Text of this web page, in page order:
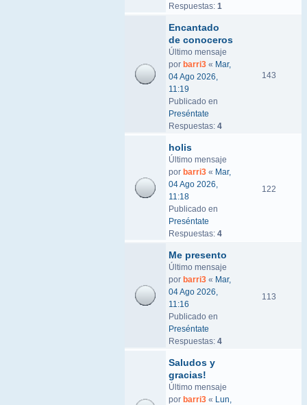
Respuestas: 1
Encantado
de conoceros
Último mensaje
por barri3 « Mar,
04 Ago 2026,
11:19
Publicado en
Preséntate
Respuestas: 4
143
holis
Último mensaje
por barri3 « Mar,
04 Ago 2026,
11:18
Publicado en
Preséntate
Respuestas: 4
122
Me presento
Último mensaje
por barri3 « Mar,
04 Ago 2026,
11:16
Publicado en
Preséntate
Respuestas: 4
113
Saludos y
gracias!
Último mensaje
por barri3 « Lun,